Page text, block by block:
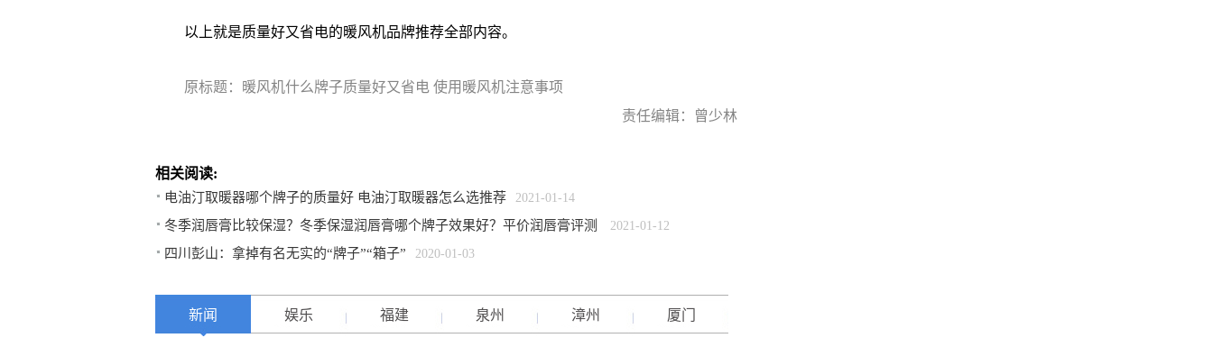
以上就是质量好又省电的暖风机品牌推荐全部内容。
原标题：暖风机什么牌子质量好又省电 使用暖风机注意事项
责任编辑：曾少林
相关阅读:
电油汀取暖器哪个牌子的质量好 电油汀取暖器怎么选推荐 2021-01-14
冬季润唇膏比较保湿？冬季保湿润唇膏哪个牌子效果好？平价润唇膏评测 2021-01-12
四川彭山：拿掉有名无实的“牌子”“箱子” 2020-01-03
新闻 娱乐 福建 泉州 漳州 厦门